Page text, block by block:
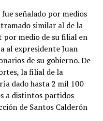
señalado por medios
similar al de la
medio de su filial en
al expresidente Juan
de su gobierno. De
la filial de la
dado hasta 2 mil 100
a distintos partidos
de Santos Calderón